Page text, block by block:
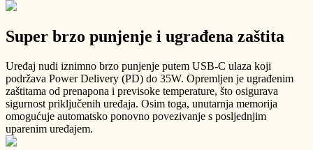
Super brzo punjenje i ugrađena zaštita
Uređaj nudi iznimno brzo punjenje putem USB-C ulaza koji
podržava Power Delivery (PD) do 35W. Opremljen je ugrađenim
zaštitama od prenapona i previsoke temperature, što osigurava
sigurnost priključenih uređaja. Osim toga, unutarnja memorija
omogućuje automatsko ponovno povezivanje s posljednjim
uparenim uređajem.